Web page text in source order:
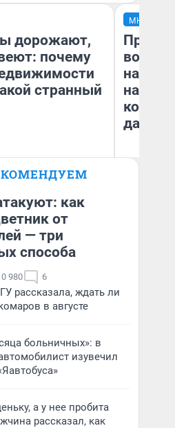
дорожают,
почему
странный
Торопова
МНЕНИЕ
нам
даже
как
от
— три
способа
980 6
рассказала, ждать ли
в августе
больничных»: в
изувечил
а у нее пробита
рассказал, как